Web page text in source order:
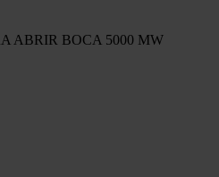
ABRIR BOCA 5000 MW